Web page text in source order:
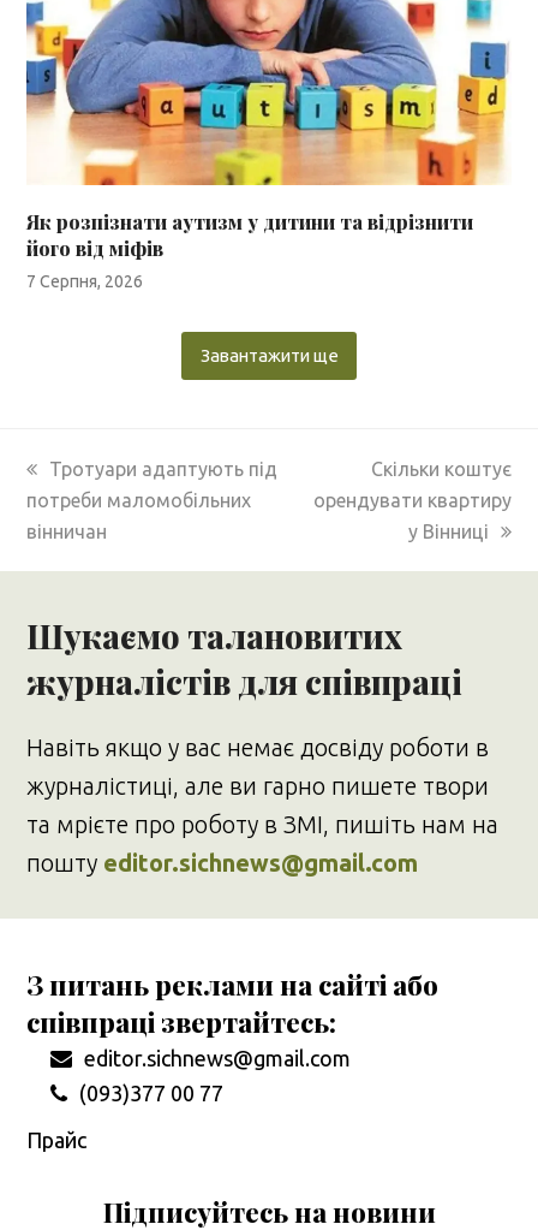
Як розпізнати аутизм у дитини та відрізнити
його від міфів
7 Серпня, 2026
Завантажити ще
previous
post:
Тротуари адаптують під
потреби маломобільних
вінничан
next
post:
Скільки коштує
орендувати квартиру
у Вінниці
Шукаємо талановитих
журналістів для співпраці
Навіть якщо у вас немає досвіду роботи в
журналістиці, але ви гарно пишете твори
та мрієте про роботу в ЗМІ, пишіть нам на
пошту editor.sichnews@gmail.com
З питань реклами на сайті або
співпраці звертайтесь:
editor.sichnews@gmail.com
(093)377 00 77
Прайс
Підписуйтесь на новини